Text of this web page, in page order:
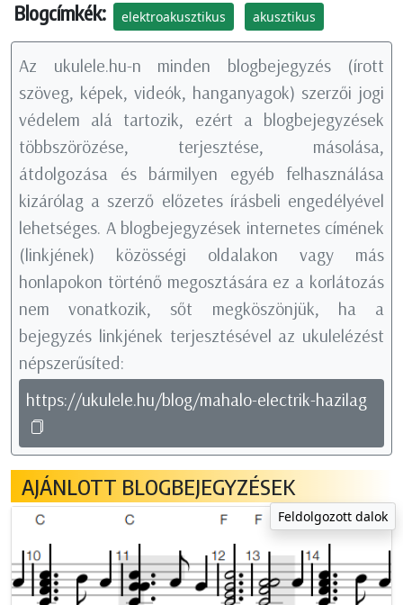
Blogcímkék: elektroakusztikus akusztikus
Az ukulele.hu-n minden blogbejegyzés (írott
szöveg, képek, videók, hanganyagok) szerzői jogi
védelem alá tartozik, ezért a blogbejegyzések
többszörözése, terjesztése, másolása,
átdolgozása és bármilyen egyéb felhasználása
kizárólag a szerző előzetes írásbeli engedélyével
lehetséges. A blogbejegyzések internetes címének
(linkjének) közösségi oldalakon vagy más
honlapokon történő megosztására ez a korlátozás
nem vonatkozik, sőt megköszönjük, ha a
bejegyzés linkjének terjesztésével az ukulelézést
népszerűsíted:
https://ukulele.hu/blog/mahalo-electrik-hazilag
AJÁNLOTT BLOGBEJEGYZÉSEK
Feldolgozott dalok